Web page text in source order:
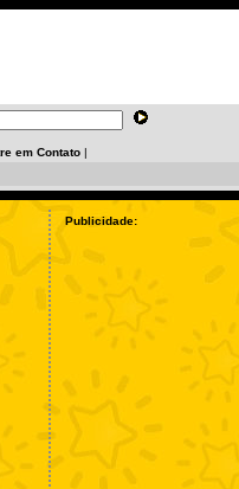
em Contato |
Publicidade: